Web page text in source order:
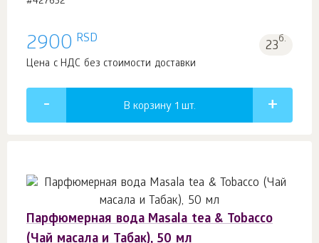
2900 RSD 23б.
Цена с НДС без стоимости доставки
В корзину 1 шт.
Парфюмерная вода Masala tea & Tobacco
(Чай масала и Табак), 50 мл